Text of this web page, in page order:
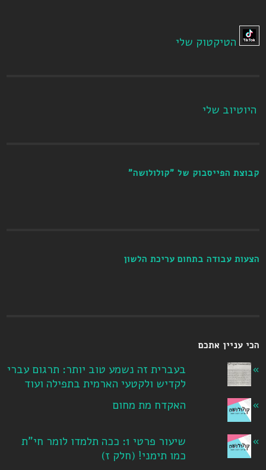
הטיקטוק שלי
היוטיוב שלי
קבוצת הפייסבוק של "קולולושה"
הצעות עבודה בתחום עריכת הלשון
הכי עניין אתכם
בעברית זה נשמע טוב יותר: תרגום עברי
לקדיש ולקטעי הארמית בתפילה ועוד
האקדח מת מחום
שיעור פרטי 1: ככה תלמדו לומר חי"ת
כמו תימני! ‏(חלק ז‏)